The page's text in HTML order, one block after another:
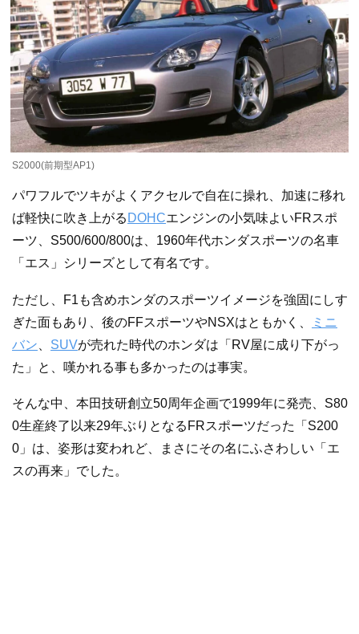
S2000(前期型AP1)
パワフルでツキがよくアクセルで自在に操れ、加速に移れ
ば軽快に吹き上がる DOHCエンジンの小気味よいFRスポ
ーツ、S500/600/800は、1960年代ホンダスポーツの名車
「エス」シリーズとして有名です。
ただし、F1も含めホンダのスポーツイメージを強固にしす
ぎた面もあり、後のFFスポーツやNSXはともかく、
ミニ
バン
SUVが売れた時代のホンダは「RV屋に成り下がっ
た」と、嘆かれる事も多かったのは事実。
そんな中、本田技研創立50周年企画で1999年に発売、S80
0生産終了以来29年ぶりとなるFRスポーツだった「S200
0」は、姿形は変われど、まさにその名にふさわしい「エ
スの再来」でした。